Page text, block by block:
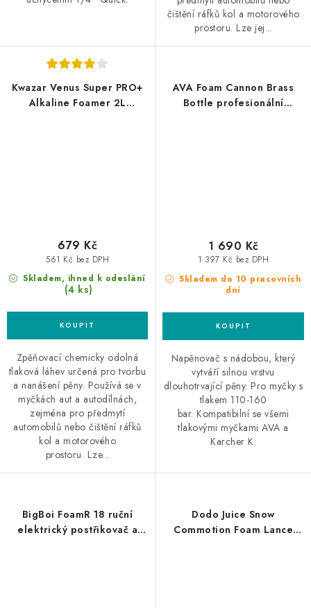
čištění ráfků kol a motorového
prostoru. Lze jej...
Kwazar Venus Super PRO+
Alkaline Foamer 2L
Skladem, ihned k odeslání
(4 ks)
561 Kč bez DPH
679 Kč
Zpěňovací chemicky odolná
tlaková láhev určená pro tvorbu
a nanášení pěny. Používá se v
myčkách aut a autodílnách,
zejména pro předmytí
automobilů nebo čištění ráfků
kol a motorového
prostoru. Lze...
AVA Foam Cannon Brass
Bottle profesionální
Skladem do 10 pracovních
dní
1 397 Kč bez DPH
1 690 Kč
Napěnovač s nádobou, který
vytváří silnou vrstvu
dlouhotrvající pěny. Pro myčky s
tlakem 110-160
bar. Kompatibilní se všemi
tlakovými myčkami AVA a
Karcher K.
BigBoi FoamR 18 ruční
elektrický postřikovač a
Dodo Juice Snow
Commotion Foam Lance